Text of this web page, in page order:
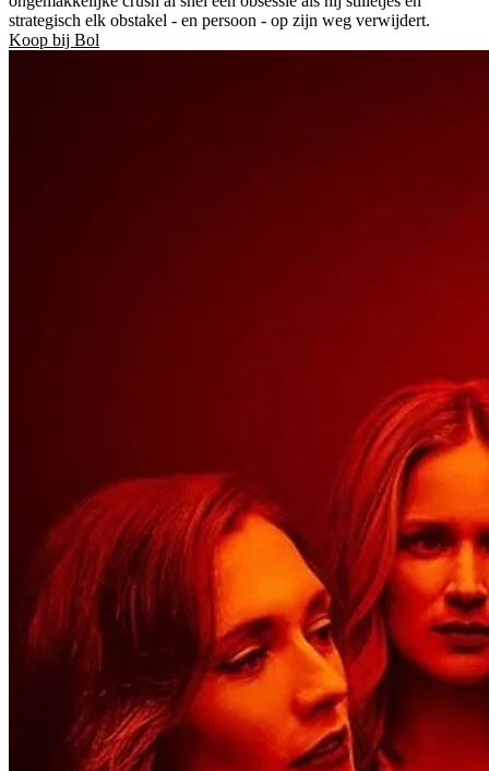
strategisch elk obstakel - en persoon - op zijn weg verwijdert.
Koop bij Bol